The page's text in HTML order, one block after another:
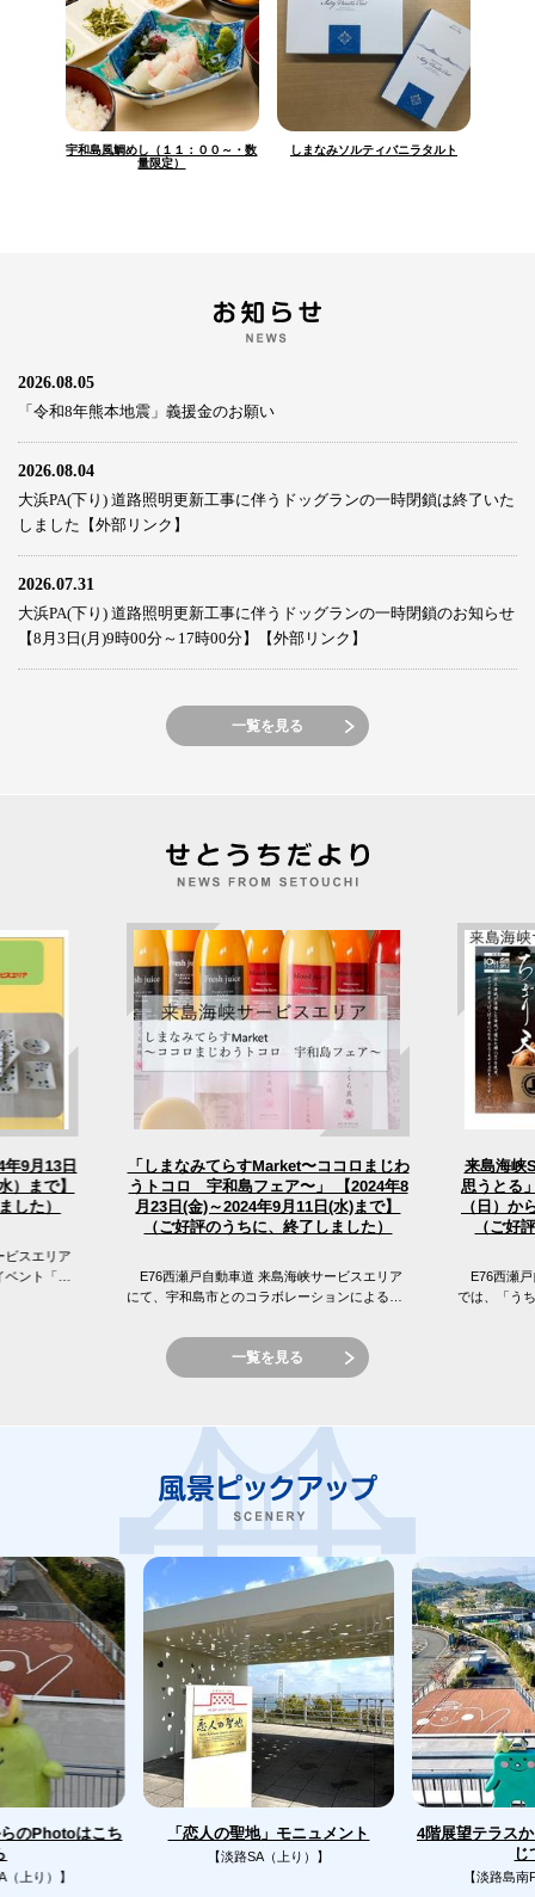
宇和島風鯛めし（１１：００～・数
量限定）
しまなみソルティバニラタルト
2026.08.05
「令和8年熊本地震」義援金のお願い
2026.08.04
大浜PA(下り) 道路照明更新工事に伴うドッグランの一時閉鎖は終了いた
しました【外部リンク】
2026.07.31
大浜PA(下り) 道路照明更新工事に伴うドッグランの一時閉鎖のお知らせ
【8月3日(月)9時00分～17時00分】【外部リンク】
一覧を見る
9月13日
）まで】
した）
スエリア
ント「え
「しまなみてらすMarket〜ココロまじわ
うトコロ 宇和島フェア〜」 【2024年8
月23日(金)～2024年9月11日(水)まで】
（ご好評のうちに、終了しました）
E76西瀬戸自動車道 来島海峡サービスエリア
にて、宇和島市とのコラボレーションによる
ロ 宇和島フェア〜」を開催...
来島海峡
思うとる
（日）か
（ご好
E76西瀬戸
では、「う
一覧を見る
のPhotoはこち
（上り）】
「恋人の聖地」モニュメント
【淡路SA（上り）】
4階展望テラス
じ
【淡路島南